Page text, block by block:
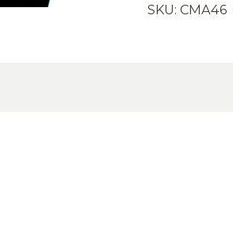
SKU: CMA46